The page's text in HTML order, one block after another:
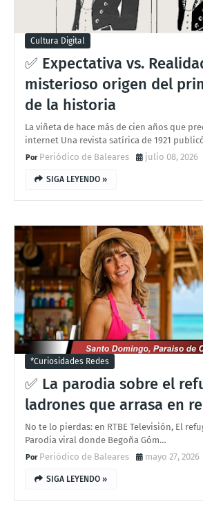
Cultura Digital
✅ Expectativa vs.
misterioso origen del
de la historia
La viñeta de hace más de cien años que
internet Una revista satírica de 1921
Periódico de Baleares
julio 08, 2026
SIGA LEYENDO »
*curiosidades Redes
✅ La parodia sobre el
ladrones que arrasa en
No te lo pierdas: en RTBE Televisión, El
Parodia viral donde Begoña Góm…
Periódico de Baleares
mayo 27, 2026
SIGA LEYENDO »